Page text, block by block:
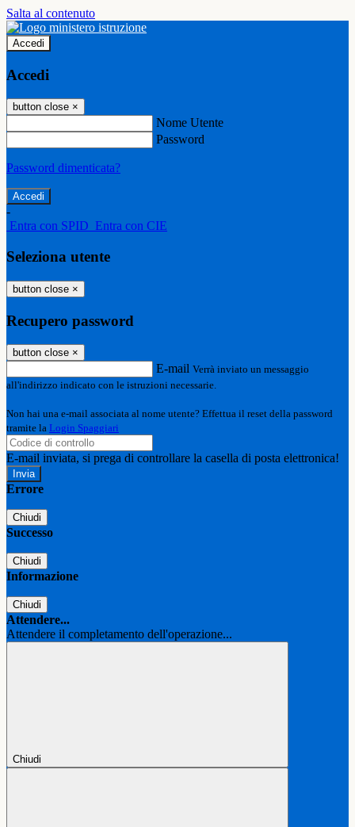
Salta al contenuto
Accedi
Accedi
button close ×
Nome Utente
Password
Password dimenticata?
-
Entra con SPID Entra con CIE
Seleziona utente
button close ×
Recupero password
button close ×
E-mail Verrà inviato un messaggio
all'indirizzo indicato con le istruzioni necessarie.
Non hai una e-mail associata al nome utente? Effettua il reset della password
tramite la Login Spaggiari
E-mail inviata, si prega di controllare la casella di posta elettronica!
Errore
Chiudi
Successo
Chiudi
Informazione
Chiudi
Attendere...
Attendere il completamento dell'operazione...
Chiudi